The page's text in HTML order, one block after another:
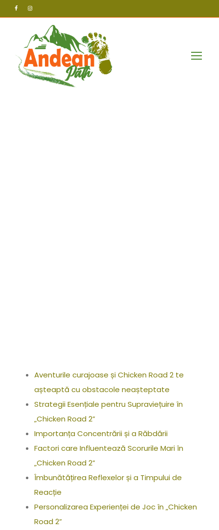
Aventurile curajoase și Chicken Road 2 te
așteaptă cu obstacole neașteptate
Strategii Esențiale pentru Supraviețuire în
„Chicken Road 2”
Importanța Concentrării și a Răbdării
Factori care Influentează Scorurile Mari în
„Chicken Road 2”
Îmbunătățirea Reflexelor și a Timpului de
Reacție
Personalizarea Experienței de Joc în „Chicken
Road 2”